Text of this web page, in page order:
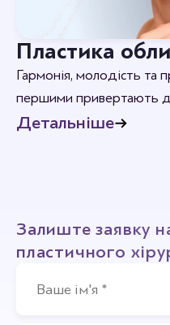
Пластика
Гармонія, молодість та
першими привертають
Детальніше
Залиште заявку
пластичного